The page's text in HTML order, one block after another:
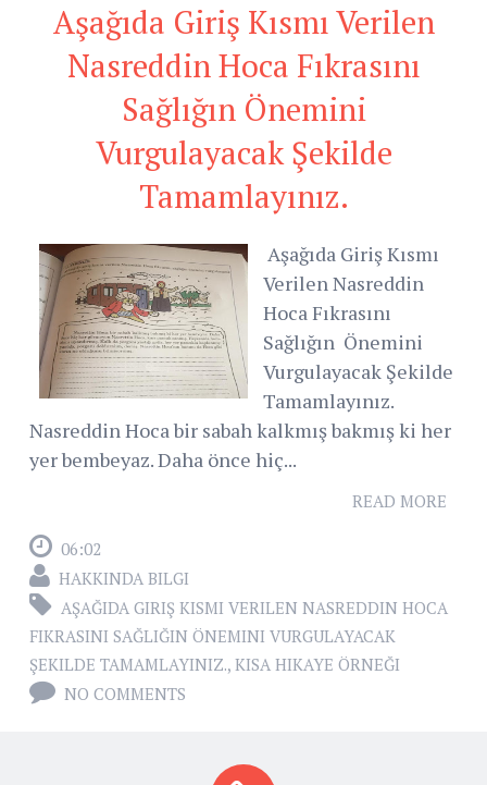
Aşağıda Giriş Kısmı Verilen
Nasreddin Hoca Fıkrasını
Sağlığın Önemini
Vurgulayacak Şekilde
Tamamlayınız.
Aşağıda Giriş Kısmı
Verilen Nasreddin
Hoca Fıkrasını
Sağlığın Önemini
Vurgulayacak Şekilde
Tamamlayınız.
Nasreddin Hoca bir sabah kalkmış bakmış ki her
yer bembeyaz. Daha önce hiç...
READ MORE
06:02
HAKKINDA BILGI
AŞAĞIDA GIRIŞ KISMI VERILEN NASREDDIN HOCA
FIKRASINI SAĞLIĞIN ÖNEMINI VURGULAYACAK
ŞEKILDE TAMAMLAYINIZ., KISA HIKAYE ÖRNEĞI
NO COMMENTS